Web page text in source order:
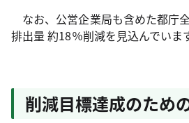
なお、公営企業局も含めた都庁
排出量 約18％削減を見込んでいます
削減目標達成のため